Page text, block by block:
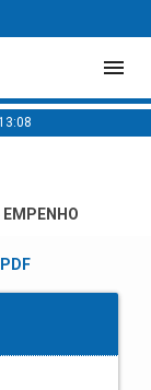
EMPENHO
PDF